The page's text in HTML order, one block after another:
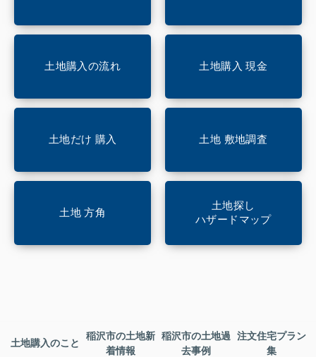
土地購入の流れ 土地購入 現金
土地だけ 購入 土地 敷地調査
土地 方角
土地探し
ハザードマップ
土地購入のこと
稲沢市の土地新
着情報
稲沢市の土地過
去事例
注文住宅プラン
集